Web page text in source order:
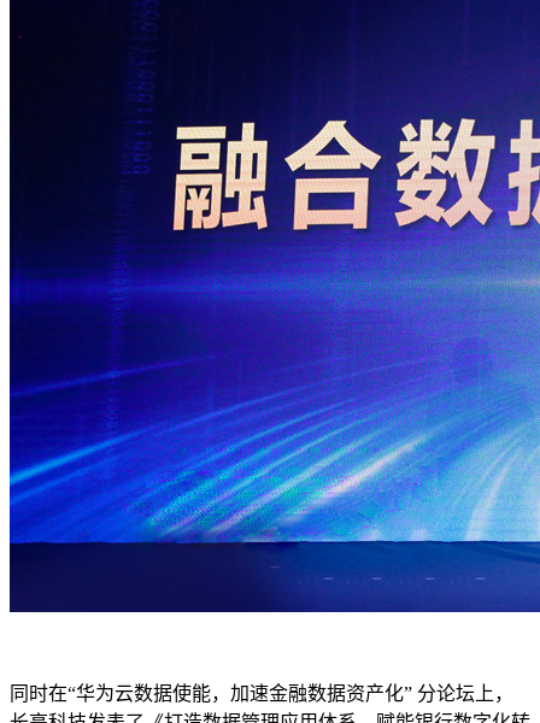
同时在“华为云数据使能，加速金融数据资产化” 分论坛上，